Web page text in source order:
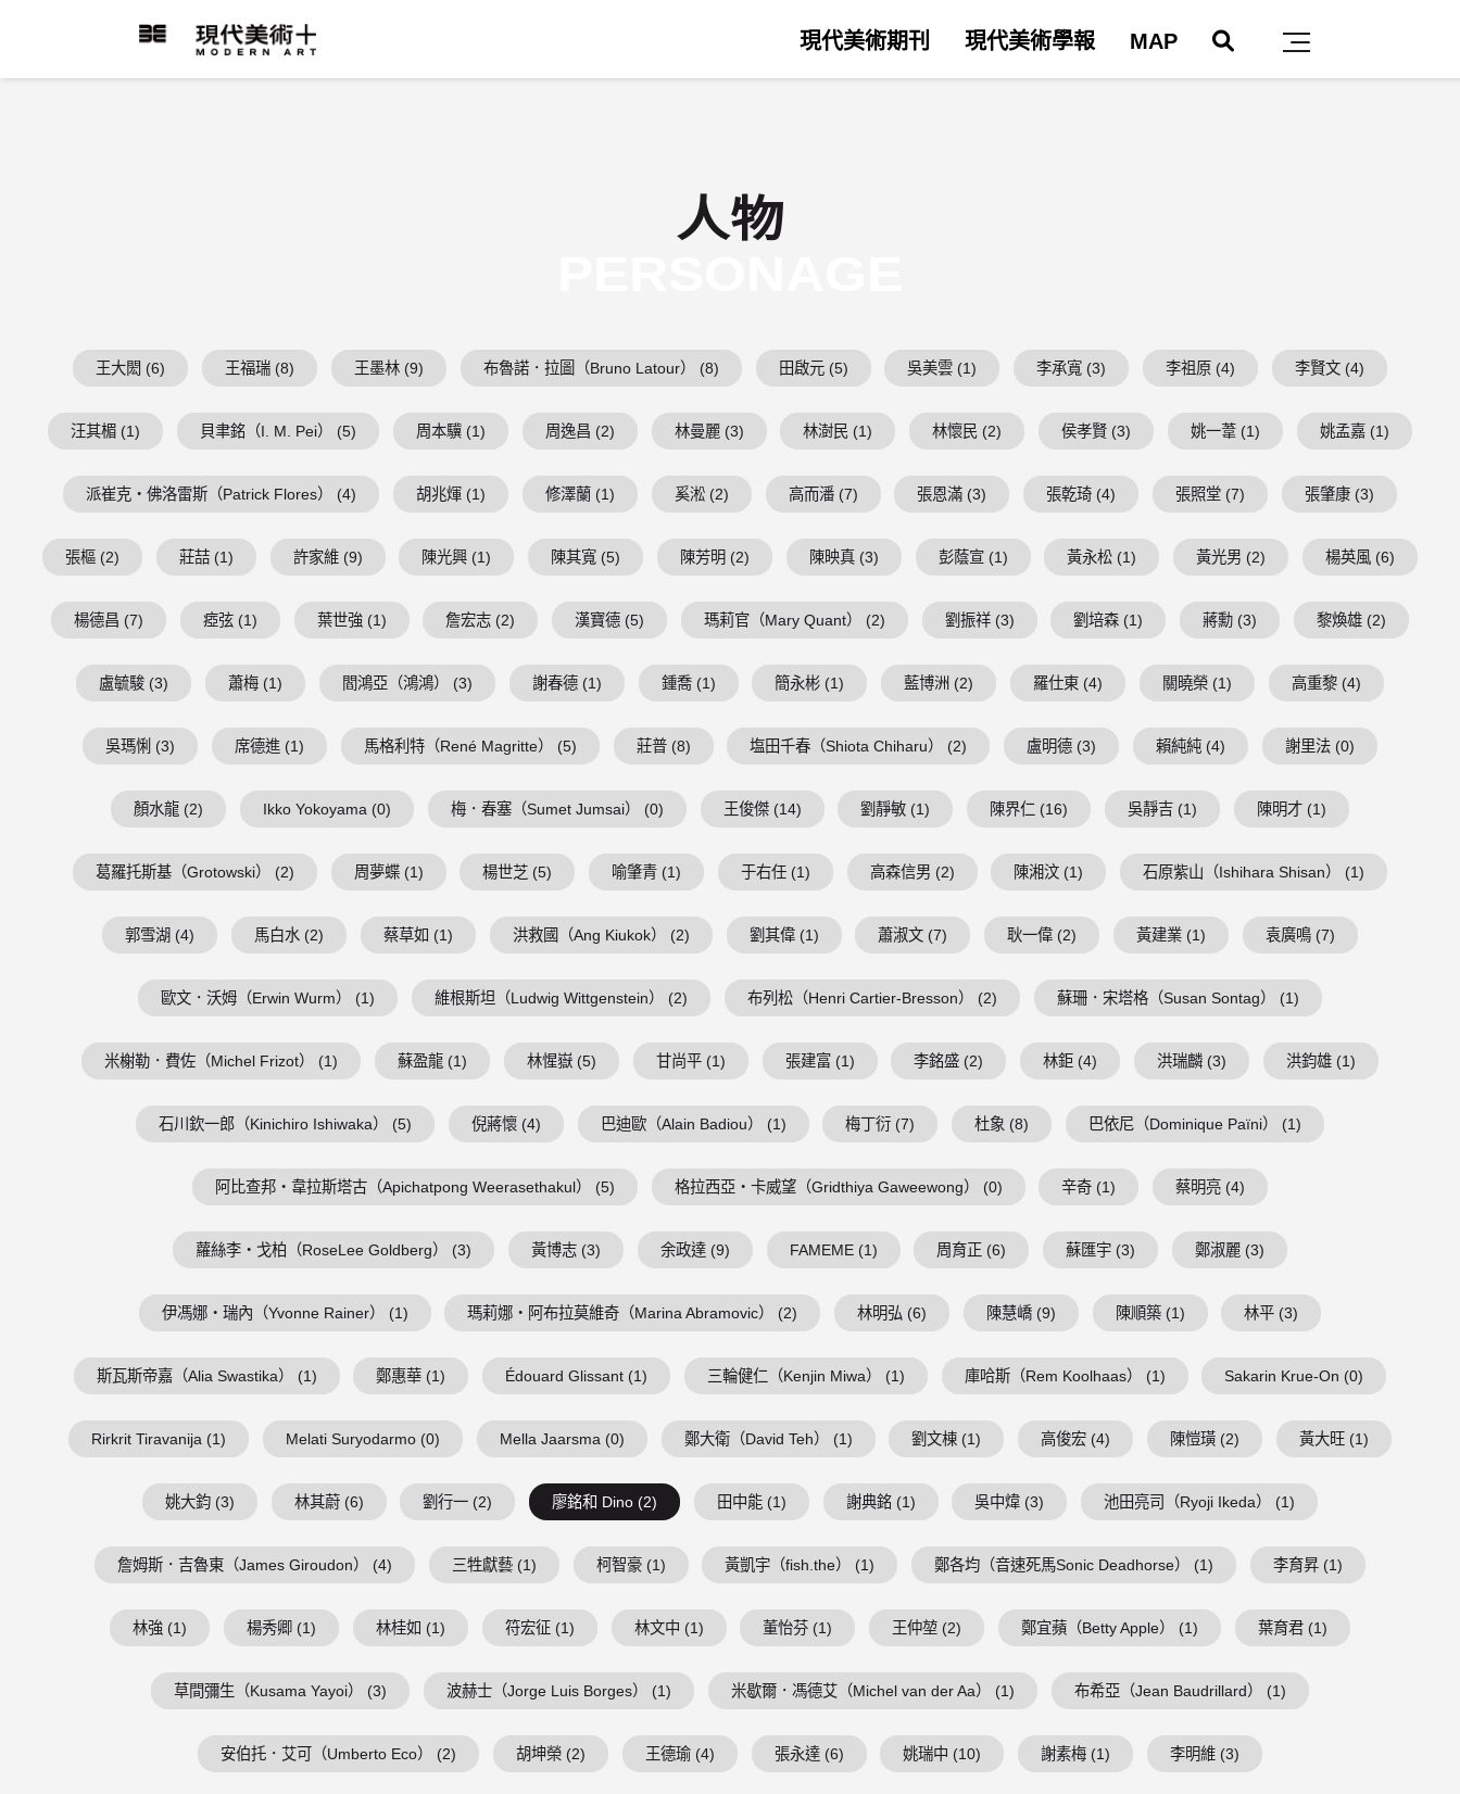
現代美術+Logo
主選單
現代美術期刊 現代美術學報 MAP
人物
王大閎 (6) 王福瑞 (8) 王墨林 (9) 布魯諾．拉圖（Bruno Latour） (8) 田啟元 (5) 吳美雲 (1) 李承寬 (3) 李祖原 (4) 李賢文 (4)
汪其楣 (1) 貝聿銘（I. M. Pei） (5) 周本驥 (1) 周逸昌 (2) 林曼麗 (3) 林澍民 (1) 林懷民 (2) 侯孝賢 (3) 姚一葦 (1) 姚孟嘉 (1)
派崔克・佛洛雷斯（Patrick Flores） (4) 胡兆煇 (1) 修澤蘭 (1) 奚淞 (2) 高而潘 (7) 張恩滿 (3) 張乾琦 (4) 張照堂 (7) 張肇康 (3)
張樞 (2) 莊喆 (1) 許家維 (9) 陳光興 (1) 陳其寬 (5) 陳芳明 (2) 陳映真 (3) 彭蔭宣 (1) 黃永松 (1) 黃光男 (2) 楊英風 (6)
楊德昌 (7) 瘂弦 (1) 葉世強 (1) 詹宏志 (2) 漢寶德 (5) 瑪莉官（Mary Quant） (2) 劉振祥 (3) 劉培森 (1) 蔣勳 (3) 黎煥雄 (2)
盧毓駿 (3) 蕭梅 (1) 閻鴻亞（鴻鴻） (3) 謝春德 (1) 鍾喬 (1) 簡永彬 (1) 藍博洲 (2) 羅仕東 (4) 關曉榮 (1) 高重黎 (4)
吳瑪悧 (3) 席德進 (1) 馬格利特（René Magritte） (5) 莊普 (8) 塩田千春（Shiota Chiharu） (2) 盧明德 (3) 賴純純 (4) 謝里法 (0)
顏水龍 (2) Ikko Yokoyama (0) 梅．春塞（Sumet Jumsai） (0) 王俊傑 (14) 劉靜敏 (1) 陳界仁 (16) 吳靜吉 (1) 陳明才 (1)
葛羅托斯基（Grotowski） (2) 周夢蝶 (1) 楊世芝 (5) 喻肇青 (1) 于右任 (1) 高森信男 (2) 陳湘汶 (1) 石原紫山（Ishihara Shisan） (1)
郭雪湖 (4) 馬白水 (2) 蔡草如 (1) 洪救國（Ang Kiukok） (2) 劉其偉 (1) 蕭淑文 (7) 耿一偉 (2) 黃建業 (1) 袁廣鳴 (7)
歐文．沃姆（Erwin Wurm） (1) 維根斯坦（Ludwig Wittgenstein） (2) 布列松（Henri Cartier-Bresson） (2) 蘇珊．宋塔格（Susan Sontag） (1)
米榭勒．費佐（Michel Frizot） (1) 蘇盈龍 (1) 林惺嶽 (5) 甘尚平 (1) 張建富 (1) 李銘盛 (2) 林鉅 (4) 洪瑞麟 (3) 洪鈞雄 (1)
石川欽一郎（Kinichiro Ishiwaka） (5) 倪蔣懷 (4) 巴迪歐（Alain Badiou） (1) 梅丁衍 (7) 杜象 (8) 巴依尼（Dominique Païni） (1)
阿比查邦・韋拉斯塔古（Apichatpong Weerasethakul） (5) 格拉西亞・卡威望（Gridthiya Gaweewong） (0) 辛奇 (1) 蔡明亮 (4)
蘿絲李・戈柏（RoseLee Goldberg） (3) 黃博志 (3) 余政達 (9) FAMEME (1) 周育正 (6) 蘇匯宇 (3) 鄭淑麗 (3)
伊馮娜・瑞內（Yvonne Rainer） (1) 瑪莉娜・阿布拉莫維奇（Marina Abramovic） (2) 林明弘 (6) 陳慧嶠 (9) 陳順築 (1) 林平 (3)
斯瓦斯帝嘉（Alia Swastika） (1) 鄭惠華 (1) Édouard Glissant (1) 三輪健仁（Kenjin Miwa） (1) 庫哈斯（Rem Koolhaas） (1) Sakarin Krue-On (0)
Rirkrit Tiravanija (1) Melati Suryodarmo (0) Mella Jaarsma (0) 鄭大衛（David Teh） (1) 劉文棟 (1) 高俊宏 (4) 陳愷璜 (2) 黃大旺 (1)
姚大鈞 (3) 林其蔚 (6) 劉行一 (2) 廖銘和 Dino (2) 田中能 (1) 謝典銘 (1) 吳中煒 (3) 池田亮司（Ryoji Ikeda） (1)
詹姆斯．吉魯東（James Giroudon） (4) 三牲獻藝 (1) 柯智豪 (1) 黃凱宇（fish.the） (1) 鄭各均（音速死馬Sonic Deadhorse） (1) 李育昇 (1)
林強 (1) 楊秀卿 (1) 林桂如 (1) 符宏征 (1) 林文中 (1) 董怡芬 (1) 王仲堃 (2) 鄭宜蘋（Betty Apple） (1) 葉育君 (1)
草間彌生（Kusama Yayoi） (3) 波赫士（Jorge Luis Borges） (1) 米歇爾．馮德艾（Michel van der Aa） (1) 布希亞（Jean Baudrillard） (1)
安伯托．艾可（Umberto Eco） (2) 胡坤榮 (2) 王德瑜 (4) 張永達 (6) 姚瑞中 (10) 謝素梅 (1) 李明維 (3)